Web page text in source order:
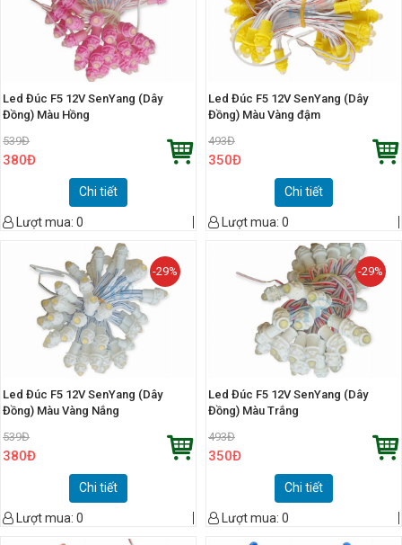
Led Đúc F5 12V SenYang (Dây
Đồng) Màu Hồng
539Đ
380Đ
Chi tiết
Lượt mua: 0
Led Đúc F5 12V SenYang (Dây
Đồng) Màu Vàng đậm
493Đ
350Đ
Chi tiết
Lượt mua: 0
-29%
Led Đúc F5 12V SenYang (Dây
Đồng) Màu Vàng Nắng
539Đ
380Đ
Chi tiết
Lượt mua: 0
-29%
Led Đúc F5 12V SenYang (Dây
Đồng) Màu Trắng
493Đ
350Đ
Chi tiết
Lượt mua: 0